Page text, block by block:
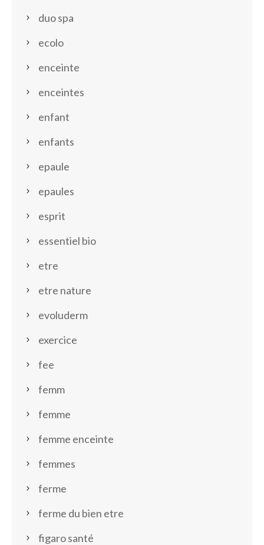
duo spa
ecolo
enceinte
enceintes
enfant
enfants
epaule
epaules
esprit
essentiel bio
etre
etre nature
evoluderm
exercice
fee
femm
femme
femme enceinte
femmes
ferme
ferme du bien etre
figaro santé